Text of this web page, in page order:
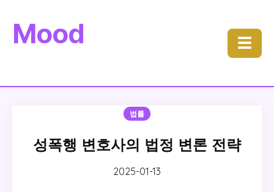
Mood ☰
법률
성폭행 변호사의 법정 변론 전략
2025-01-13